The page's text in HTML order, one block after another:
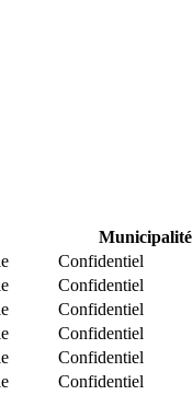
Municipalité
Confidentiel
Confidentiel
Confidentiel
Confidentiel
Confidentiel
Confidentiel